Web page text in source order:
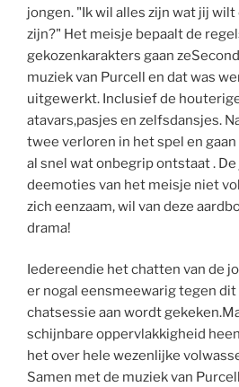
jongen. "Ik wil alles zijn wat jij
zijn?" Het meisje bepaalt de
gekozenkarakters gaan
muziek van Purcell en dat was
uitgewerkt. Inclusief de
atavars,pasjes en zelfsdansjes.
twee verloren in het spel en
al snel wat onbegrip ontstaat .
deemoties van het meisje niet
zich eenzaam, wil van deze
drama!
Iedereendie het chatten van de
er nogal eensmeewarig tegen
chatsessie aan wordt
schijnbare oppervlakkigheid
het over hele wezenlijke
Samen met de muziek van